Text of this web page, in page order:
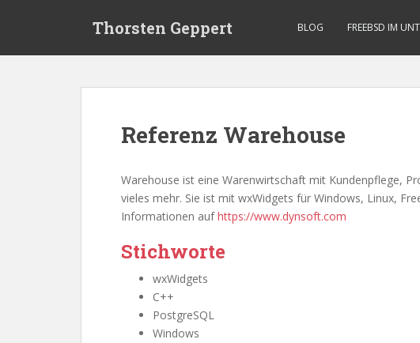
Thorsten Geppert BLOG FREEBSD IM
Referenz Warehouse
Warehouse ist eine Warenwirtschaft mit Kundenpflege,
vieles mehr. Sie ist mit wxWidgets für Windows, Linux,
Informationen aufhttps://www.dynsoft.com
Stichworte
wxWidgets
C++
PostgreSQL
Windows